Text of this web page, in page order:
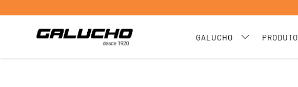
GALUCHO